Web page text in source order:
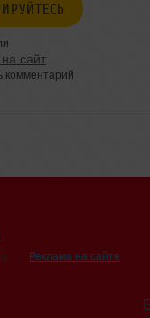
сайт
комментарий
Реклама на сайте